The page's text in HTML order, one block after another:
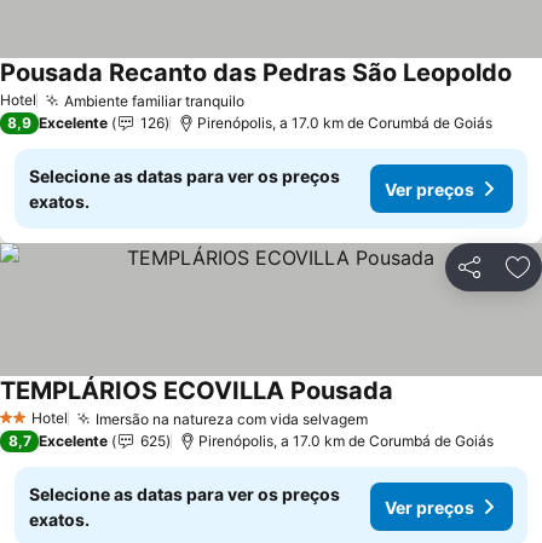
Hotel Ambiente familiar tranquiloVer preços
Pousada Recanto das Pedras São Leopoldo
8,9 Excelente 126 Pirenópolis, a 17.0 km de Corumbá de Goiás
Selecione as datas para ver os preços
exatos.
Ver preços
Partilhar
2 Estrelas
Hotel Imersão na natureza com vida selvagemVer preços
TEMPLÁRIOS ECOVILLA Pousada
8,7 Excelente 625 Pirenópolis, a 17.0 km de Corumbá de Goiás
Selecione as datas para ver os preços
exatos.
Ver preços